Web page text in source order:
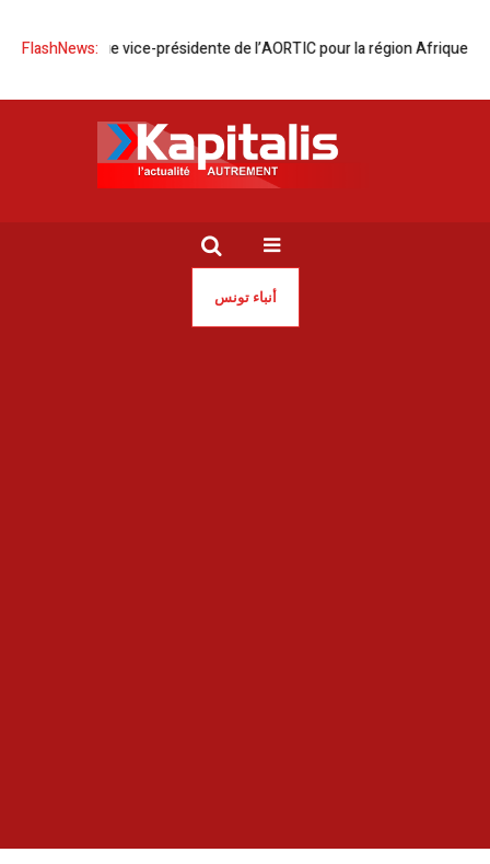
FlashNews:
élue vice-présidente de l’AORTIC pour la région Afrique du Nord
أنباء تونس